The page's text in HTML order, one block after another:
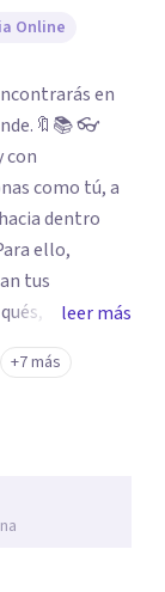
Online
en
👓
ello,
leer más
+7 más